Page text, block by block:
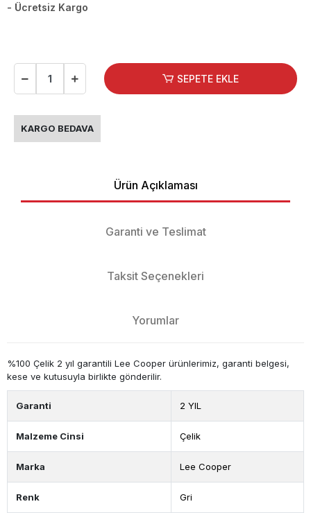
- Ücretsiz Kargo
SEPETE EKLE
KARGO BEDAVA
Ürün Açıklaması
Garanti ve Teslimat
Taksit Seçenekleri
Yorumlar
%100 Çelik 2 yıl garantili Lee Cooper ürünlerimiz, garanti belgesi,
kese ve kutusuyla birlikte gönderilir.
Garanti 2 YIL
Malzeme Cinsi Çelik
Marka Lee Cooper
Renk Gri